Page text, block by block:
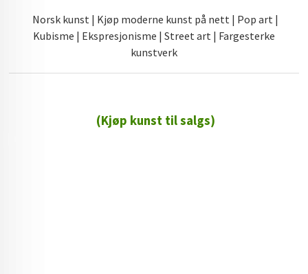
Norsk kunst | Kjøp moderne kunst på nett | Pop art |
Kubisme | Ekspresjonisme | Street art | Fargesterke
kunstverk
(Kjøp kunst til salgs)